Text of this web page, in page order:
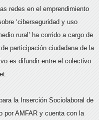
redes en el emprendimiento
‘ciberseguridad y uso
rural’ ha corrido a cargo de
participación ciudadana de la
es difundir entre el colectivo
la Inserción Sociolaboral de
por AMFAR y cuenta con la